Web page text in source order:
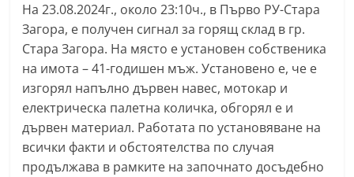
–
k
a
z
n
l
a
На 23.08.2024г., около 23:10ч., в Първо РУ-Стара
Загора, е получен сигнал за горящ склад в гр.
Стара Загора. На място е установен собственика
на имота – 41-годишен мъж. Установено е, че е
изгорял напълно дървен навес, мотокар и
електрическа палетна количка, обгорял е и
дървен материал. Работата по установяване на
всички факти и обстоятелства по случая
продължава в рамките на започнато досъдебно